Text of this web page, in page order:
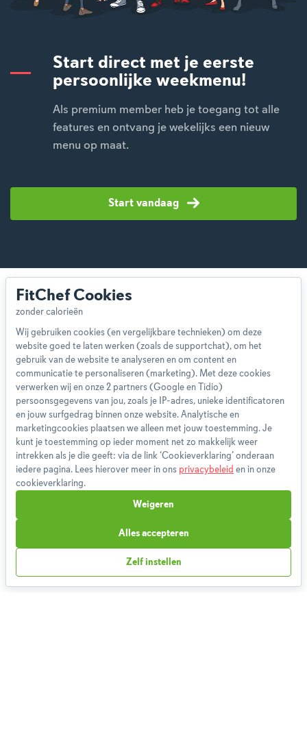
Start direct met je eerste
persoonlijke weekmenu!
Als premium member heb je toegang tot alle
features en ontvang je wekelijks een nieuw
menu op maat.
Start vandaag
Over ons
Team
App
Blog
Disclaimer
Gebruikersvoorwaarden
Methodologie
Privacybeleid
Cookieverklaring
Betaalmethoden
Klachtenprocedure
Partnerprogramma
FitChef Cookies
Wij gebruiken cookies (en vergelijkbare technieken) om deze
website goed te laten werken (zoals de supportchat), om het
gebruik van de website te analyseren en om content en
communicatie te personaliseren (marketing). Met deze cookies
verwerken wij en onze 2 partners (Google en Tidio)
persoonsgegevens van jou, zoals je IP-adres, unieke identificatoren
en jouw surfgedrag binnen onze website. Analytische en
marketingcookies plaatsen we alleen met jouw toestemming. Je
kunt je toestemming op ieder moment net zo makkelijk weer
intrekken als je die geeft: via de link ‘Cookieverklaring’ onderaan
iedere pagina. Lees hierover meer in ons privacybeleid en in onze
cookieverklaring.
Zelf instellen
Weigeren
Alles accepteren